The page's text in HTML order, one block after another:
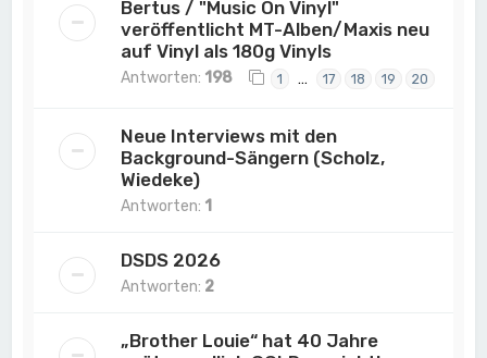
Bertus / "Music On Vinyl"
veröffentlicht MT-Alben/Maxis neu
auf Vinyl als 180g Vinyls
Antworten: 198 1 … 17 18 19 20
Neue Interviews mit den
Background-Sängern (Scholz,
Wiedeke)
Antworten: 1
DSDS 2026
Antworten: 2
„Brother Louie“ hat 40 Jahre